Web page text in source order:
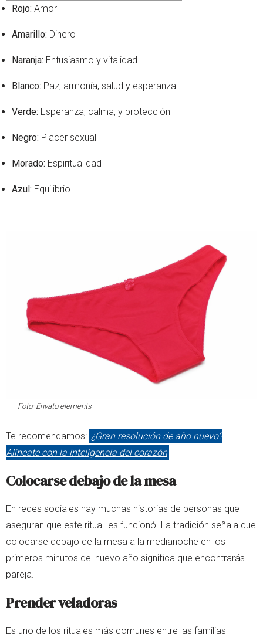
Rojo: Amor
Amarillo: Dinero
Naranja: Entusiasmo y vitalidad
Blanco: Paz, armonía, salud y esperanza
Verde: Esperanza, calma, y protección
Negro: Placer sexual
Morado: Espiritualidad
Azul: Equilibrio
Foto: Envato elements
Te recomendamos: ¿Gran resolución de año nuevo?
Alíneate con la inteligencia del corazón
Colocarse debajo de la mesa
En redes sociales hay muchas historias de personas que
aseguran que este ritual les funcionó. La tradición señala que
colocarse debajo de la mesa a la medianoche en los
primeros minutos del nuevo año significa que encontrarás
pareja.
Prender veladoras
Es uno de los rituales más comunes entre las familias